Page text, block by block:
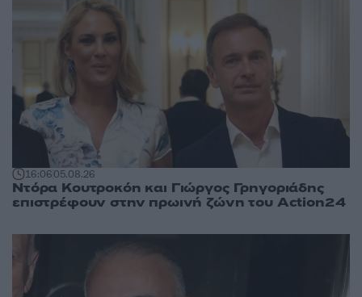
16:0605.08.26
Ντόρα Κουτροκόη και Γιώργος Γρηγοριάδης
επιστρέφουν στην πρωινή ζώνη του Action24